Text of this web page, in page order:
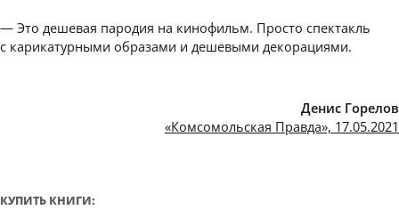
— Это дешевая пародия на кинофильм. Просто спектакль
с карикатурными образами и дешевыми декорациями.
Денис Горелов
«Комсомольская Правда», 17.05.2021
КУПИТЬ КНИГИ: